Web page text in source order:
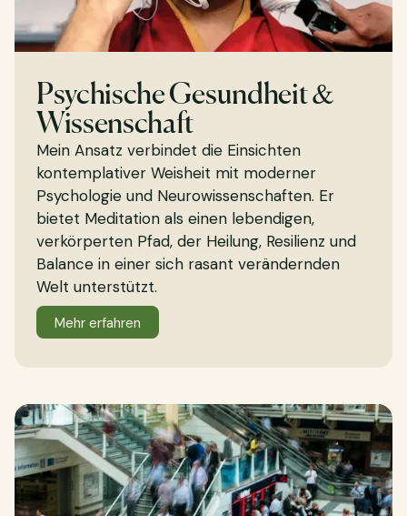
Psychische Gesundheit &
Wissenschaft
Mein Ansatz verbindet die Einsichten
kontemplativer Weisheit mit moderner
Psychologie und Neurowissenschaften. Er
bietet Meditation als einen lebendigen,
verkörperten Pfad, der Heilung, Resilienz und
Balance in einer sich rasant verändernden
Welt unterstützt.
Mehr erfahren